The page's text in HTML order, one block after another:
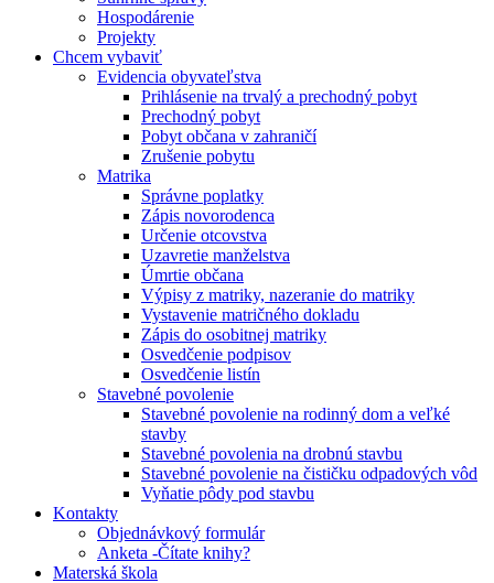
Hospodárenie
Projekty
Chcem vybaviť
Evidencia obyvateľstva
Prihlásenie na trvalý a prechodný pobyt
Prechodný pobyt
Pobyt občana v zahraničí
Zrušenie pobytu
Matrika
Správne poplatky
Zápis novorodenca
Určenie otcovstva
Uzavretie manželstva
Úmrtie občana
Výpisy z matriky, nazeranie do matriky
Vystavenie matričného dokladu
Zápis do osobitnej matriky
Osvedčenie podpisov
Osvedčenie listín
Stavebné povolenie
Stavebné povolenie na rodinný dom a veľké
stavby
Stavebné povolenia na drobnú stavbu
Stavebné povolenie na čističku odpadových vôd
Vyňatie pôdy pod stavbu
Kontakty
Objednávkový formulár
Anketa -Čítate knihy?
Materská škola